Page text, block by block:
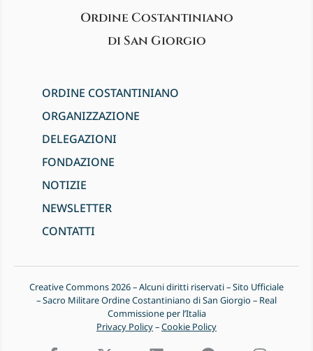
Ordine Costantiniano
di San Giorgio
ORDINE COSTANTINIANO
ORGANIZZAZIONE
DELEGAZIONI
FONDAZIONE
NOTIZIE
NEWSLETTER
CONTATTI
Creative Commons 2026 – Alcuni diritti riservati – Sito Ufficiale
– Sacro Militare Ordine Costantiniano di San Giorgio – Real
Commissione per l’Italia
Privacy Policy–Cookie Policy